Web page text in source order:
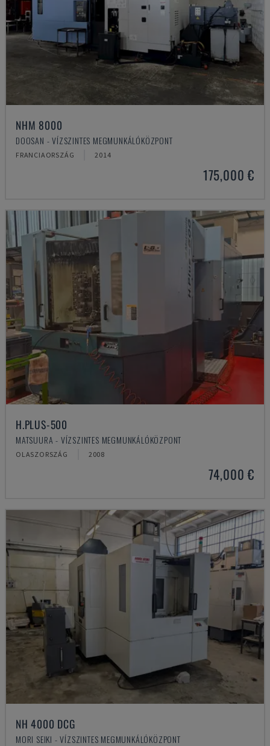
NHM 8000
DOOSAN - VÍZSZINTES MEGMUNKÁLÓKÖZPONT
FRANCIAORSZÁG 2014
175,000 €
H.PLUS-500
MATSUURA - VÍZSZINTES MEGMUNKÁLÓKÖZPONT
OLASZORSZÁG 2008
74,000 €
NH 4000 DCG
MORI SEIKI - VÍZSZINTES MEGMUNKÁLÓKÖZPONT